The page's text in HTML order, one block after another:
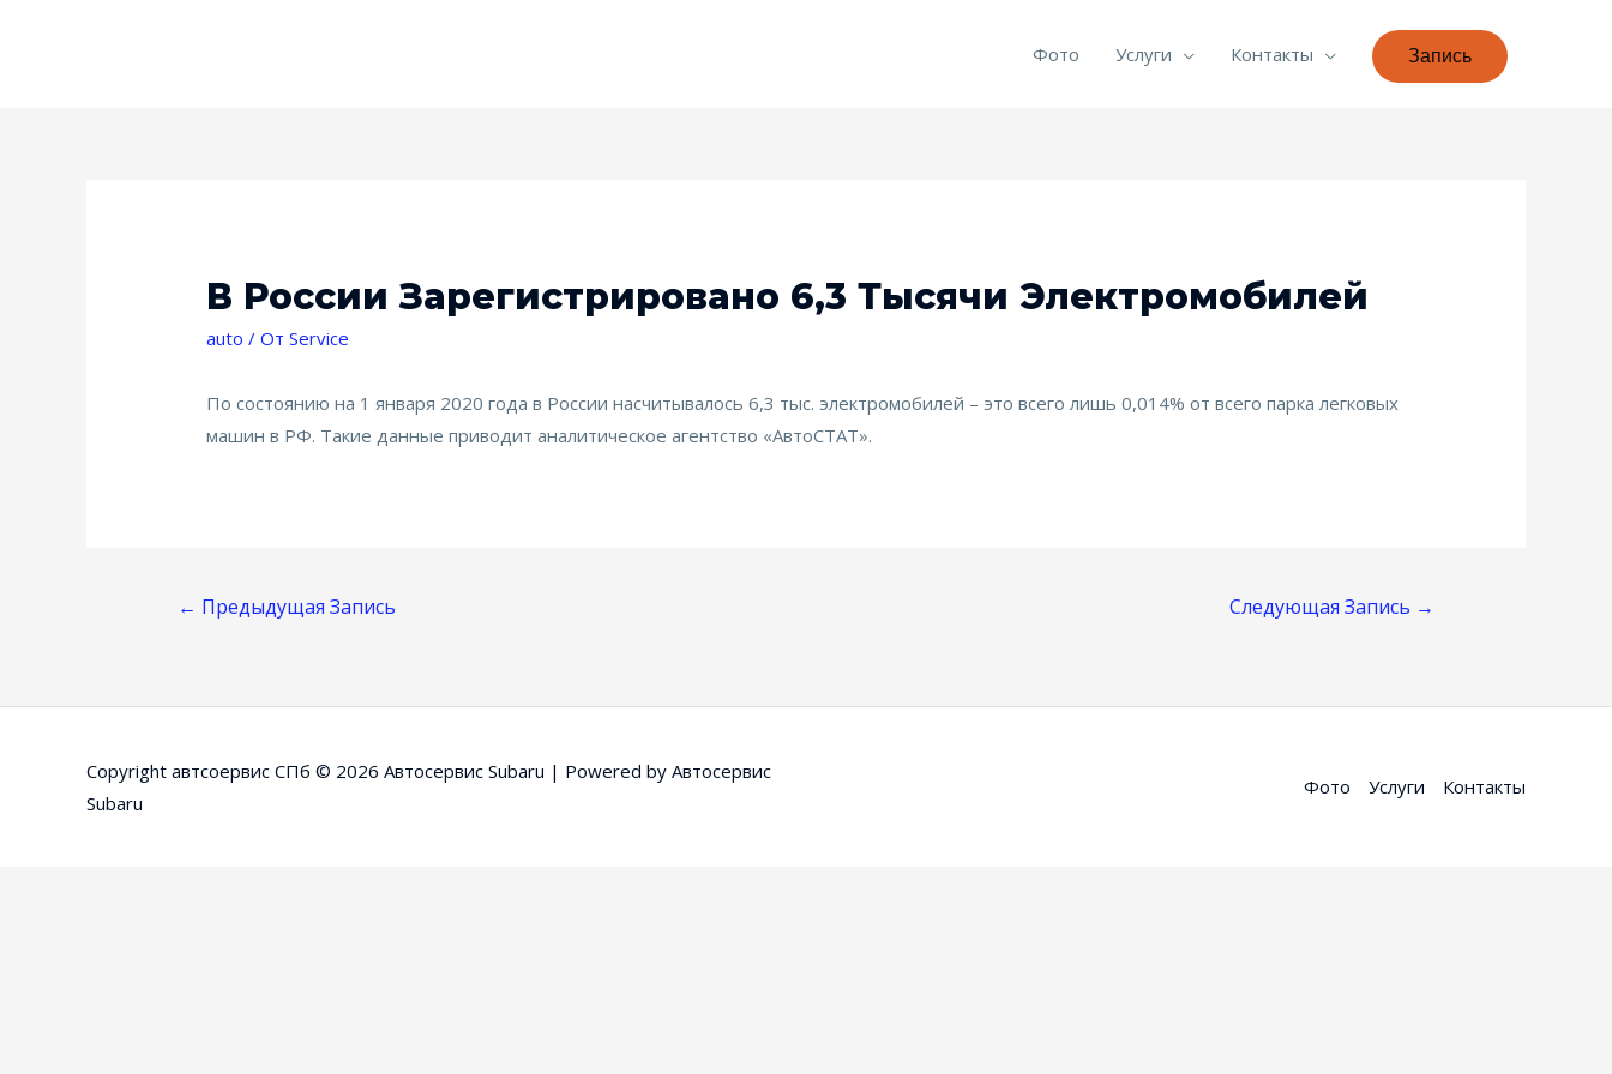
Фото Услуги Контакты Запись
В России Зарегистрировано 6,3 Тысячи Электромобилей
auto / От Service
По состоянию на 1 января 2020 года в России насчитывалось 6,3 тыс. электромобилей – это всего лишь 0,014% от всего парка легковых
машин в РФ. Такие данные приводит аналитическое агентство «АвтоСТАТ».
Навигация
← Предыдущая Запись Следующая Запись →
Copyright автсоервис СПб © 2026 Автосервис Subaru | Powered by Автосервис
Subaru
Фото Услуги Контакты